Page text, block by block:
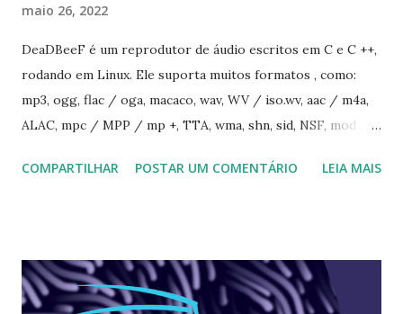
maio 26, 2022
DeaDBeeF é um reprodutor de áudio escritos em C e C ++,
rodando em Linux. Ele suporta muitos formatos , como:
mp3, ogg, flac / oga, macaco, wav, WV / iso.wv, aac / m4a,
ALAC, mpc / MPP / mp +, TTA, wma, shn, sid, NSF, mod ,
formatos suportados pelo ffmpeg, mudo, gme, libsndfile,
DeadBeef no Ubuntu, Linux Mint, Elementary OS e
derivados, execute: $ sudo add-apt-repository
COMPARTILHAR POSTAR UM COMENTÁRIO LEIA MAIS